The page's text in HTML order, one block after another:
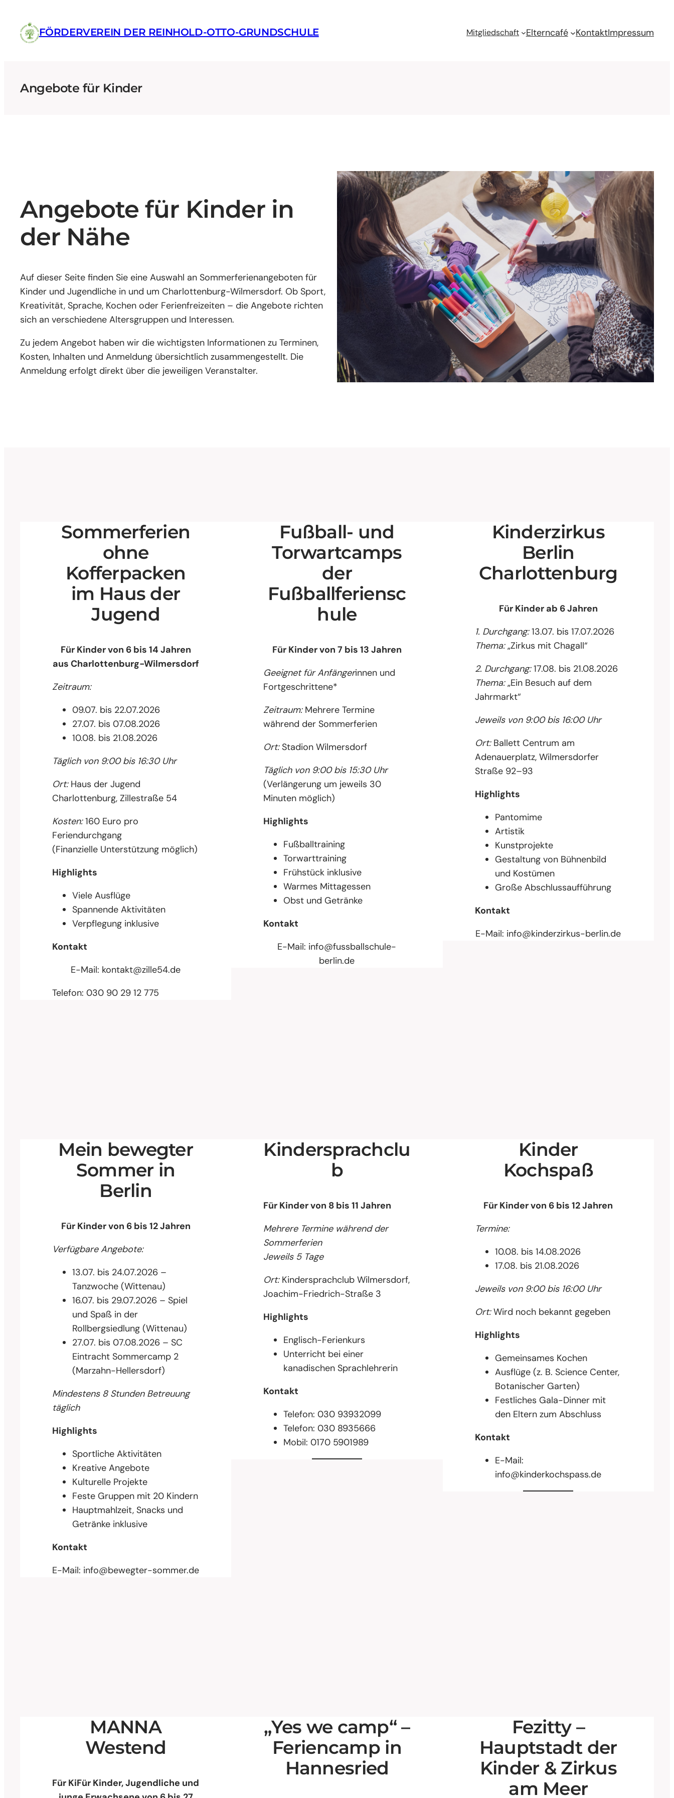
Inhalt
springen
FÖRDERVEREIN DER REINHOLD-OTTO-GRUNDSCHULE Mitgliedschaft Elterncafé KontaktImpressum
Angebote für Kinder
Angebote für Kinder in
der Nähe
Auf dieser Seite finden Sie eine Auswahl an Sommerferienangeboten für
Kinder und Jugendliche in und um Charlottenburg-Wilmersdorf. Ob Sport,
Kreativität, Sprache, Kochen oder Ferienfreizeiten – die Angebote richten
sich an verschiedene Altersgruppen und Interessen.
Zu jedem Angebot haben wir die wichtigsten Informationen zu Terminen,
Kosten, Inhalten und Anmeldung übersichtlich zusammengestellt. Die
Anmeldung erfolgt direkt über die jeweiligen Veranstalter.
Sommerferien
ohne
Kofferpacken
im Haus der
Jugend
Für Kinder von 6 bis 14 Jahren
aus Charlottenburg-Wilmersdorf
Zeitraum:
09.07. bis 22.07.2026
27.07. bis 07.08.2026
10.08. bis 21.08.2026
Täglich von 9:00 bis 16:30 Uhr
Ort:Haus der Jugend
Charlottenburg, Zillestraße 54
Kosten:160 Euro pro
Feriendurchgang
(Finanzielle Unterstützung möglich)
Highlights
Viele Ausflüge
Spannende Aktivitäten
Verpflegung inklusive
Kontakt
E-Mail: kontakt@zille54.de
Telefon: 030 90 29 12 775
Fußball- und
Torwartcamps
der
Fußballferiensc
hule
Für Kinder von 7 bis 13 Jahren
Geeignet für Anfängerinnen und
Fortgeschrittene*
Zeitraum:Mehrere Termine
während der Sommerferien
Ort:Stadion Wilmersdorf
Täglich von 9:00 bis 15:30 Uhr
(Verlängerung um jeweils 30
Minuten möglich)
Highlights
Fußballtraining
Torwarttraining
Frühstück inklusive
Warmes Mittagessen
Obst und Getränke
Kontakt
E-Mail: info@fussballschule-
berlin.de
Kinderzirkus
Berlin
Charlottenburg
Für Kinder ab 6 Jahren
1. Durchgang:13.07. bis 17.07.2026
Thema:„Zirkus mit Chagall“
2. Durchgang:17.08. bis 21.08.2026
Thema:„Ein Besuch auf dem
Jahrmarkt“
Jeweils von 9:00 bis 16:00 Uhr
Ort:Ballett Centrum am
Adenauerplatz, Wilmersdorfer
Straße 92–93
Highlights
Pantomime
Artistik
Kunstprojekte
Gestaltung von Bühnenbild
und Kostümen
Große Abschlussaufführung
Kontakt
E-Mail: info@kinderzirkus-berlin.de
Mein bewegter
Sommer in
Berlin
Für Kinder von 6 bis 12 Jahren
Verfügbare Angebote:
13.07. bis 24.07.2026 –
Tanzwoche (Wittenau)
16.07. bis 29.07.2026 – Spiel
und Spaß in der
Rollbergsiedlung (Wittenau)
27.07. bis 07.08.2026 – SC
Eintracht Sommercamp 2
(Marzahn-Hellersdorf)
Mindestens 8 Stunden Betreuung
täglich
Highlights
Sportliche Aktivitäten
Kreative Angebote
Kulturelle Projekte
Feste Gruppen mit 20 Kindern
Hauptmahlzeit, Snacks und
Getränke inklusive
Kontakt
E-Mail: info@bewegter-sommer.de
Kindersprachclu
b
Für Kinder von 8 bis 11 Jahren
Mehrere Termine während der
Sommerferien
Jeweils 5 Tage
Ort:Kindersprachclub Wilmersdorf,
Joachim-Friedrich-Straße 3
Highlights
Englisch-Ferienkurs
Unterricht bei einer
kanadischen Sprachlehrerin
Kontakt
Telefon: 030 93932099
Telefon: 030 8935666
Mobil: 0170 5901989
Kinder
Kochspaß
Für Kinder von 6 bis 12 Jahren
Termine:
10.08. bis 14.08.2026
17.08. bis 21.08.2026
Jeweils von 9:00 bis 16:00 Uhr
Ort:Wird noch bekannt gegeben
Highlights
Gemeinsames Kochen
Ausflüge (z. B. Science Center,
Botanischer Garten)
Festliches Gala-Dinner mit
den Eltern zum Abschluss
Kontakt
E-Mail:
info@kinderkochspass.de
MANNA
Westend
Für KiFür Kinder, Jugendliche und
„Yes we camp“ –
Feriencamp in
Hannesried
Fezitty –
Hauptstadt der
Kinder & Zirkus
am Meer